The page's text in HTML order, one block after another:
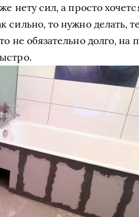
нету сил, а просто
сильно, то нужно делать,
не обязательно долго, на